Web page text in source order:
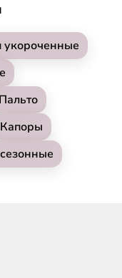
укороченные
Пальто
Капоры